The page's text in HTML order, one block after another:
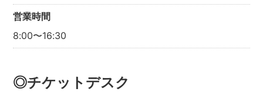
営業時間
8:00〜16:30
◎チケットデスク